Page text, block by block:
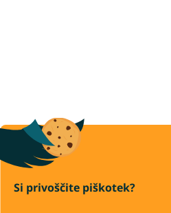
Si privoščite piškotek?